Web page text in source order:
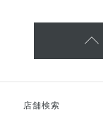
店舗検索